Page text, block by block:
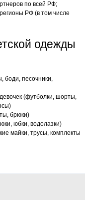
по всей РФ;
РФ (в том числе
одежды
боди, песочники,
(футболки, шорты,
брюки)
юбки, водолазки)
майки, трусы, комплекты